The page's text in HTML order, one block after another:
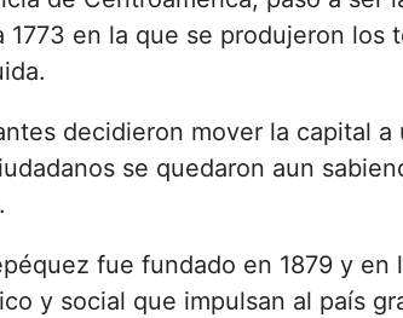
1773 en la que se produjeron los
decidieron mover la capital a
se quedaron aun
fue fundado en 1879 y
y social que impulsan al país